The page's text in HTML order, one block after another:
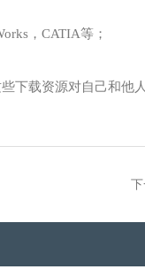
，CATIA等；
下载资源对自己和他